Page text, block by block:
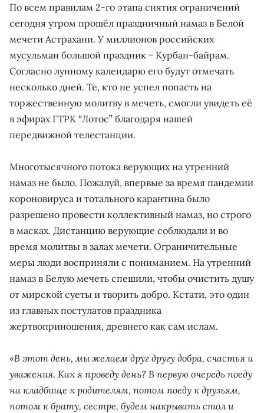
По всем правилам 2-го этапа снятия ограничений
сегодня утром прошёл праздничный намаз в Белой
мечети Астрахани. У миллионов российских
мусульман большой праздник − Курбан-байрам.
Согласно лунному календарю его будут отмечать
несколько дней. Те, кто не успел попасть на
торжественную молитву в мечеть, смогли увидеть её
в эфирах ГТРК “Лотос” благодаря нашей
передвижной телестанции.
Многотысячного потока верующих на утренний
намаз не было. Пожалуй, впервые за время пандемии
короновируса и тотального карантина было
разрешено провести коллективный намаз, но строго
в масках. Дистанцию верующие соблюдали и во
время молитвы в залах мечети. Ограничительные
меры люди восприняли с пониманием. На утренний
намаз в Белую мечеть спешили, чтобы очистить душу
от мирской суеты и творить добро. Кстати, это один
из главных постулатов праздника
жертвоприношения, древнего как сам ислам.
«В этот день, мы желаем друг другу добра, счастья и
уважения. Как я проведу день? В первую очередь поеду
на кладбище к родителям, потом поеду к друзьям,
потом к брату, сестре, будем накрывать стол и